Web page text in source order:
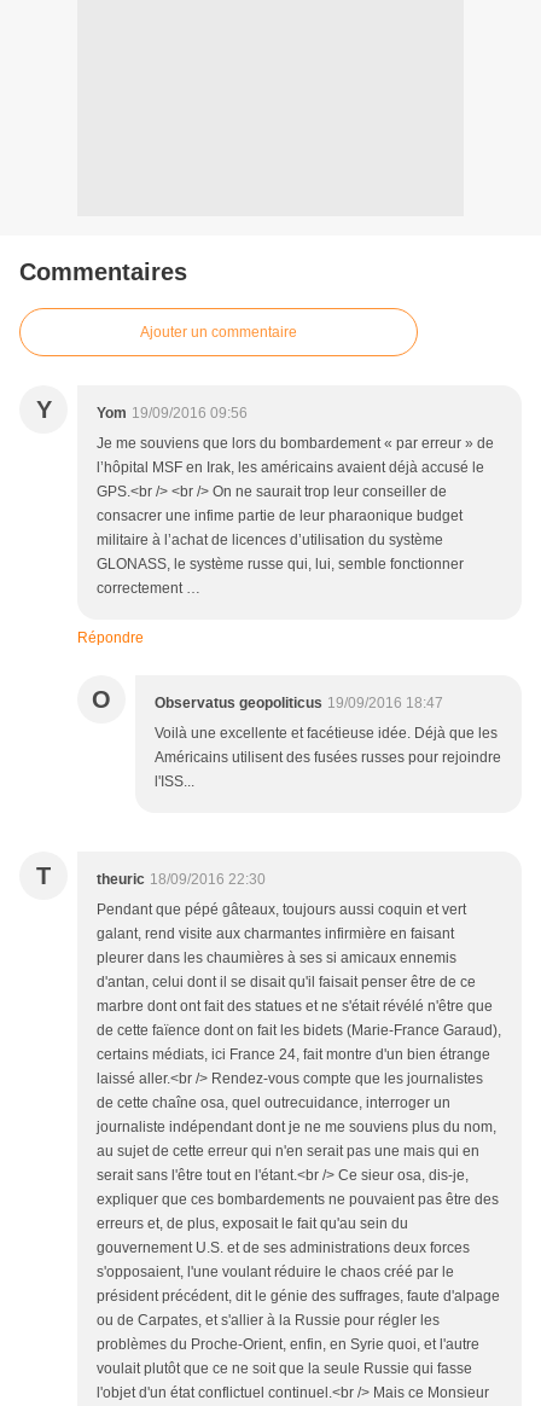
Commentaires
Ajouter un commentaire
Y Yom 19/09/2016 09:56
Je me souviens que lors du bombardement « par erreur » de
l’hôpital MSF en Irak, les américains avaient déjà accusé le
GPS.<br /> <br /> On ne saurait trop leur conseiller de
consacrer une infime partie de leur pharaonique budget
militaire à l’achat de licences d’utilisation du système
GLONASS, le système russe qui, lui, semble fonctionner
correctement …
Répondre
O Observatus geopoliticus 19/09/2016 18:47
Voilà une excellente et facétieuse idée. Déjà que les
Américains utilisent des fusées russes pour rejoindre
l'ISS...
T theuric 18/09/2016 22:30
Pendant que pépé gâteaux, toujours aussi coquin et vert
galant, rend visite aux charmantes infirmière en faisant
pleurer dans les chaumières à ses si amicaux ennemis
d'antan, celui dont il se disait qu'il faisait penser être de ce
marbre dont ont fait des statues et ne s'était révélé n'être que
de cette faïence dont on fait les bidets (Marie-France Garaud),
certains médiats, ici France 24, fait montre d'un bien étrange
laissé aller.<br /> Rendez-vous compte que les journalistes
de cette chaîne osa, quel outrecuidance, interroger un
journaliste indépendant dont je ne me souviens plus du nom,
au sujet de cette erreur qui n'en serait pas une mais qui en
serait sans l'être tout en l'étant.<br /> Ce sieur osa, dis-je,
expliquer que ces bombardements ne pouvaient pas être des
erreurs et, de plus, exposait le fait qu'au sein du
gouvernement U.S. et de ses administrations deux forces
s'opposaient, l'une voulant réduire le chaos créé par le
président précédent, dit le génie des suffrages, faute d'alpage
ou de Carpates, et s'allier à la Russie pour régler les
problèmes du Proche-Orient, enfin, en Syrie quoi, et l'autre
voulait plutôt que ce ne soit que la seule Russie qui fasse
l'objet d'un état conflictuel continuel.<br /> Mais ce Monsieur